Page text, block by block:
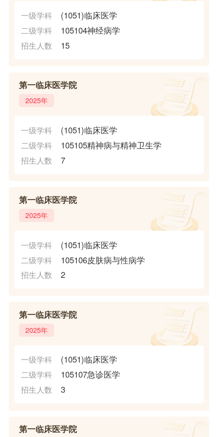
一级学科 (1051)临床医学
二级学科 105104神经病学
招生人数 15
第一临床医学院
2025年
一级学科 (1051)临床医学
二级学科 105105精神病与精神卫生学
招生人数 7
第一临床医学院
2025年
一级学科 (1051)临床医学
二级学科 105106皮肤病与性病学
招生人数 2
第一临床医学院
2025年
一级学科 (1051)临床医学
二级学科 105107急诊医学
招生人数 3
第一临床医学院